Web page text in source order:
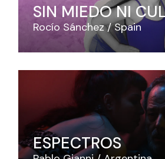
SIN MIEDO NI
Rocío Sánchez Spain
ESPECTROS